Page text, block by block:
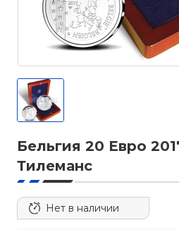
Бельгия 20 Евро
Тилеманс
Нет в наличии